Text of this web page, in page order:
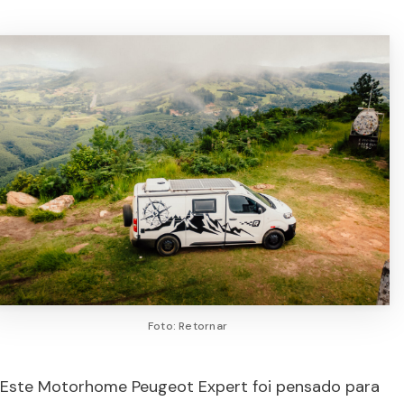
Foto: Retornar
Este Motorhome Peugeot Expert foi pensado para